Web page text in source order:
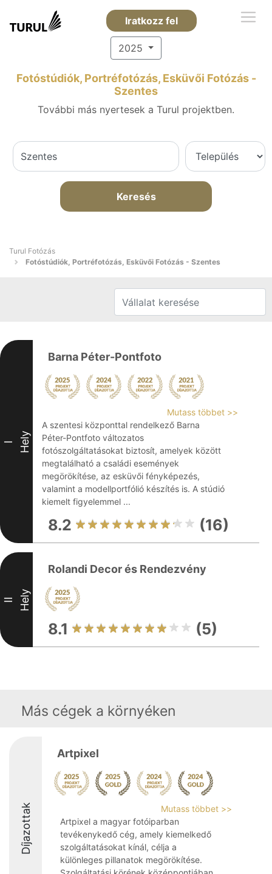
Iratkozz fel
2025
Fotóstúdiók, Portréfotózás, Esküvői Fotózás -
Szentes
További más nyertesek a Turul projektben.
Keresés
Turul Fotózás
Fotóstúdiók, Portréfotózás, Esküvői Fotózás - Szentes
I Hely
Barna Péter-Pontfoto
Mutass többet >>
A szentesi központtal rendelkező Barna
Péter-Pontfoto változatos
fotószolgáltatásokat biztosít, amelyek között
megtalálható a családi események
megörökítése, az esküvői fényképezés,
valamint a modellportfólió készítés is. A stúdió
kiemelt figyelemmel ...
8.2 (16)
II Hely
Rolandi Decor és Rendezvény
8.1 (5)
Más cégek a környéken
Díjazottak
Artpixel
Mutass többet >>
Artpixel a magyar fotóiparban
tevékenykedő cég, amely kiemelkedő
szolgáltatásokat kínál, célja a
különleges pillanatok megörökítése.